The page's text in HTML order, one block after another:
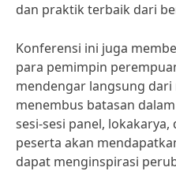
dan praktik terbaik dari
Konferensi ini juga
para pemimpin
mendengar langsung
menembus batasan
sesi-sesi panel,
peserta akan
dapat menginspirasi